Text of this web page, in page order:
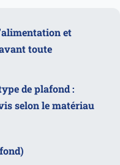
et
toute
de plafond :
selon le matériau